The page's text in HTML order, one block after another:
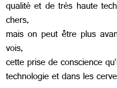
qualité et de très haute
chers,
mais on peut être plus
vois,
cette prise de conscience
technologie et dans les